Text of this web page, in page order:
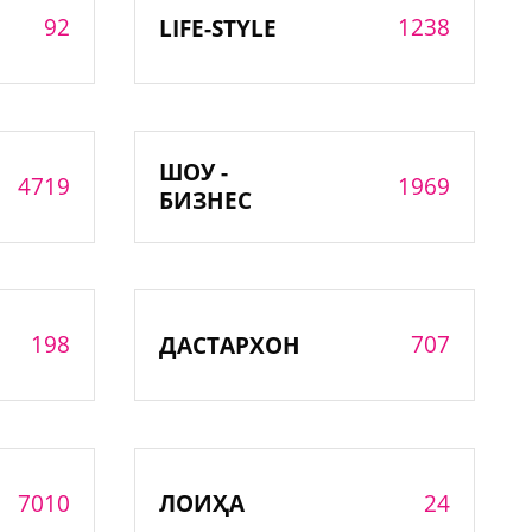
92 LIFE-STYLE 1238
4719
ШОУ -
БИЗНЕС
1969
198 ДАСТАРХОН 707
7010 ЛОИҲА 24